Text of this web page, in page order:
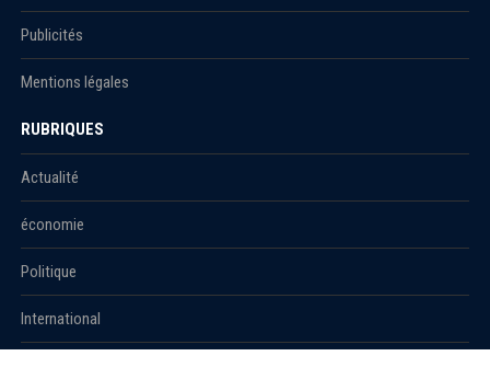
Publicités
Mentions légales
RUBRIQUES
Actualité
économie
Politique
International